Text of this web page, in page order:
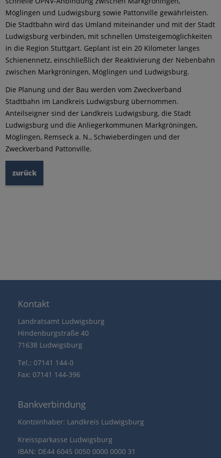
Möglingen und Ludwigsburg sowie Pattonville gewährleisten.
Die Stadtbahn wird das Umland miteinander und mit der Stadt
Ludwigsburg verbinden, mit schnellen Umsteigemöglichkeiten
in die Region Stuttgart. Geplant ist ein 20 Kilometer langes
Schienennetz, einschließlich der Reaktivierung der Nebenbahn
zwischen Markgröningen, Möglingen und Ludwigsburg.
Die Planung und der Bau werden vom Zweckverband
Stadtbahn im Landkreis Ludwigsburg übernommen.
Anteilseigner sind der Landkreis Ludwigsburg, die Stadt
Ludwigsburg und die Anliegerkommunen Markgröningen,
Möglingen, Remseck a. N., Schwieberdingen und der
Zweckverband Pattonville.
zurück
Kontakt
Landratsamt Ludwigsburg
Hindenburgstraße 40
71638 Ludwigsburg
Tel.: 07141 144-0
Fax: 07141 144-396
Bankverbindung
Kontoinhaber: Landkreis Ludwigsburg
Kreissparkasse Ludwigsburg
IBAN: DE44 6045 0050 0000 0000 31